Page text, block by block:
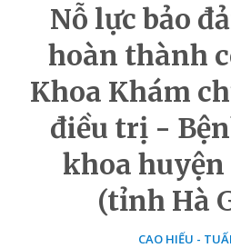
Nỗ lực bảo
hoàn thành
Khoa Khám
điều trị -
khoa huyện
(tỉnh Hà
CAO HIẾU -